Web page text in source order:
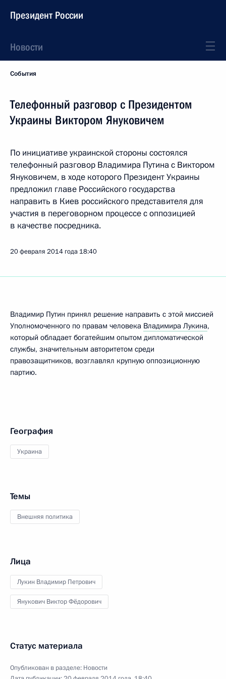
Президент России
Новости
События
Телефонный разговор с Президентом
Украины Виктором Януковичем
По инициативе украинской стороны состоялся
телефонный разговор Владимира Путина с Виктором
Януковичем, в ходе которого Президент Украины
предложил главе Российского государства
направить в Киев российского представителя для
участия в переговорном процессе с оппозицией
в качестве посредника.
20 февраля 2014 года 18:40
Владимир Путин принял решение направить с этой миссией
Уполномоченного по правам человека Владимира Лукина,
который обладает богатейшим опытом дипломатической
службы, значительным авторитетом среди
правозащитников, возглавлял крупную оппозиционную
партию.
География
Украина
Темы
Внешняя политика
Лица
Лукин Владимир Петрович
Янукович Виктор Фёдорович
Статус материала
Опубликован в разделе: Новости